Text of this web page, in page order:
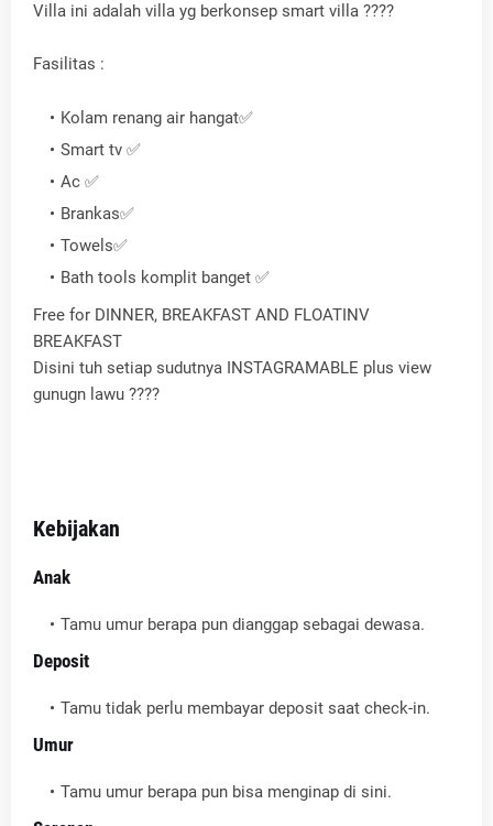
Villa ini adalah villa yg berkonsep smart villa ????
Fasilitas :
Kolam renang air hangat✅
Smart tv ✅
Ac ✅
Brankas✅
Towels✅
Bath tools komplit banget ✅
Free for DINNER, BREAKFAST AND FLOATINV
BREAKFAST
Disini tuh setiap sudutnya INSTAGRAMABLE plus view
gunugn lawu ????
Kebijakan
Anak
Tamu umur berapa pun dianggap sebagai dewasa.
Deposit
Tamu tidak perlu membayar deposit saat check-in.
Umur
Tamu umur berapa pun bisa menginap di sini.